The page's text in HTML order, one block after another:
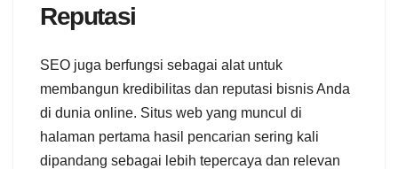
Reputasi
SEO juga berfungsi sebagai alat untuk
membangun kredibilitas dan reputasi bisnis Anda
di dunia online. Situs web yang muncul di
halaman pertama hasil pencarian sering kali
dipandang sebagai lebih tepercaya dan relevan